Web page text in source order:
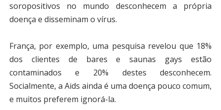
soropositivos no mundo desconhecem a própria
doença e disseminam o vírus.
França, por exemplo, uma pesquisa revelou que 18%
dos clientes de bares e saunas gays estão
contaminados e 20% destes desconhecem.
Socialmente, a Aids ainda é uma doença pouco comum,
e muitos preferem ignorá-la.